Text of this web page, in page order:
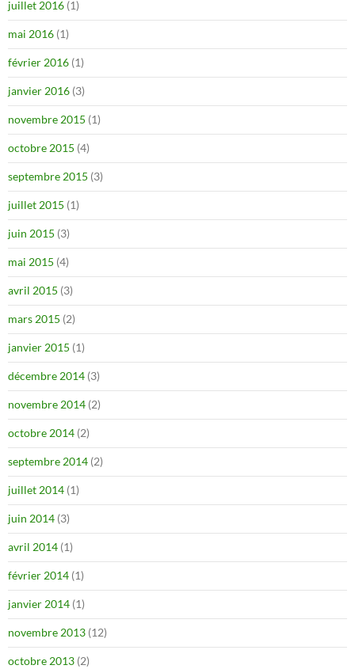
juillet 2016 (1)
mai 2016 (1)
février 2016 (1)
janvier 2016 (3)
novembre 2015 (1)
octobre 2015 (4)
septembre 2015 (3)
juillet 2015 (1)
juin 2015 (3)
mai 2015 (4)
avril 2015 (3)
mars 2015 (2)
janvier 2015 (1)
décembre 2014 (3)
novembre 2014 (2)
octobre 2014 (2)
septembre 2014 (2)
juillet 2014 (1)
juin 2014 (3)
avril 2014 (1)
février 2014 (1)
janvier 2014 (1)
novembre 2013 (12)
octobre 2013 (2)